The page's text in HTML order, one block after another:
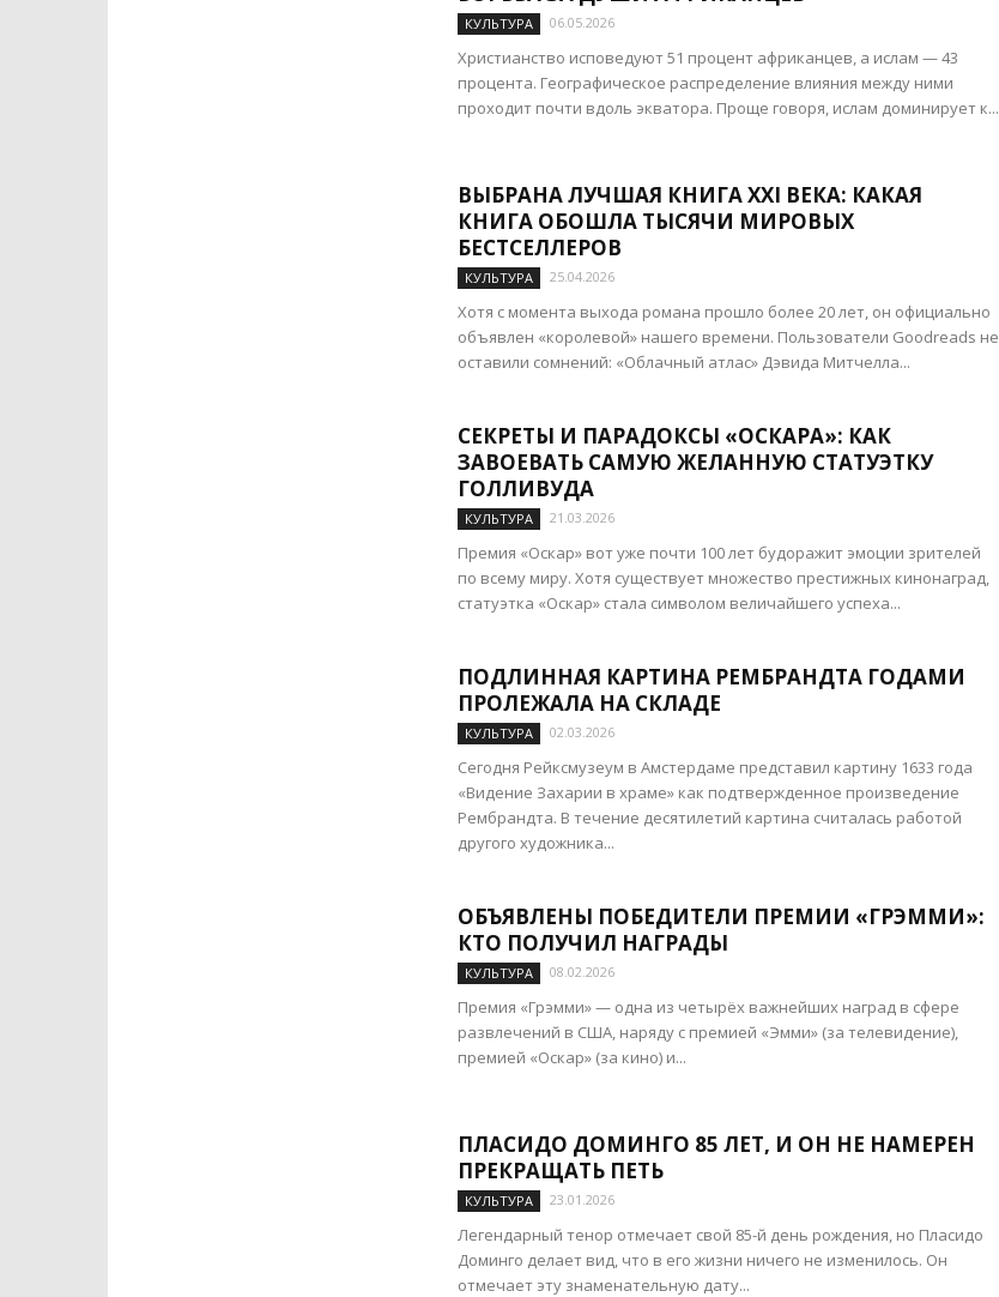
КУЛЬТУРА 06.05.2026
Христианство исповедуют 51 процент африканцев, а ислам — 43
процента. Географическое распределение влияния между ними
проходит почти вдоль экватора. Проще говоря, ислам доминирует к...
ВЫБРАНА ЛУЧШАЯ КНИГА XXI ВЕКА: КАКАЯ
КНИГА ОБОШЛА ТЫСЯЧИ МИРОВЫХ
БЕСТСЕЛЛЕРОВ
КУЛЬТУРА 25.04.2026
Хотя с момента выхода романа прошло более 20 лет, он официально
объявлен «королевой» нашего времени. Пользователи Goodreads не
оставили сомнений: «Облачный атлас» Дэвида Митчелла...
СЕКРЕТЫ И ПАРАДОКСЫ «ОСКАРА»: КАК
ЗАВОЕВАТЬ САМУЮ ЖЕЛАННУЮ СТАТУЭТКУ
ГОЛЛИВУДА
КУЛЬТУРА 21.03.2026
Премия «Оскар» вот уже почти 100 лет будоражит эмоции зрителей
по всему миру. Хотя существует множество престижных кинонаград,
статуэтка «Оскар» стала символом величайшего успеха...
ПОДЛИННАЯ КАРТИНА РЕМБРАНДТА ГОДАМИ
ПРОЛЕЖАЛА НА СКЛАДЕ
КУЛЬТУРА 02.03.2026
Сегодня Рейксмузеум в Амстердаме представил картину 1633 года
«Видение Захарии в храме» как подтвержденное произведение
Рембрандта. В течение десятилетий картина считалась работой
другого художника...
ОБЪЯВЛЕНЫ ПОБЕДИТЕЛИ ПРЕМИИ «ГРЭММИ»:
КТО ПОЛУЧИЛ НАГРАДЫ
КУЛЬТУРА 08.02.2026
Премия «Грэмми» — одна из четырёх важнейших наград в сфере
развлечений в США, наряду с премией «Эмми» (за телевидение),
премией «Оскар» (за кино) и...
ПЛАСИДО ДОМИНГО 85 ЛЕТ, И ОН НЕ НАМЕРЕН
ПРЕКРАЩАТЬ ПЕТЬ
КУЛЬТУРА 23.01.2026
Легендарный тенор отмечает свой 85-й день рождения, но Пласидо
Доминго делает вид, что в его жизни ничего не изменилось. Он
отмечает эту знаменательную дату...